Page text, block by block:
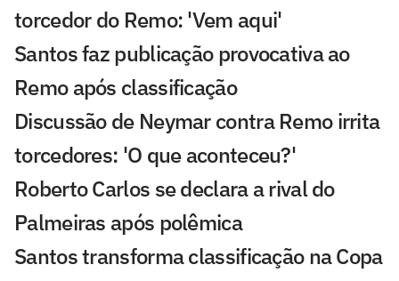
torcedor do Remo: 'Vem aqui'
Santos faz publicação provocativa ao
Remo após classificação
Discussão de Neymar contra Remo irrita
torcedores: 'O que aconteceu?'
Roberto Carlos se declara a rival do
Palmeiras após polêmica
Santos transforma classificação na Copa